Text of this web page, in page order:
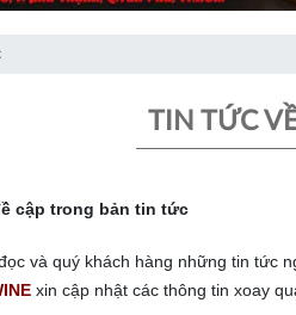
TIN TỨC
cập trong bản tin tức
và quý khách hàng những tin tức
xin cập nhật các thông tin xoay